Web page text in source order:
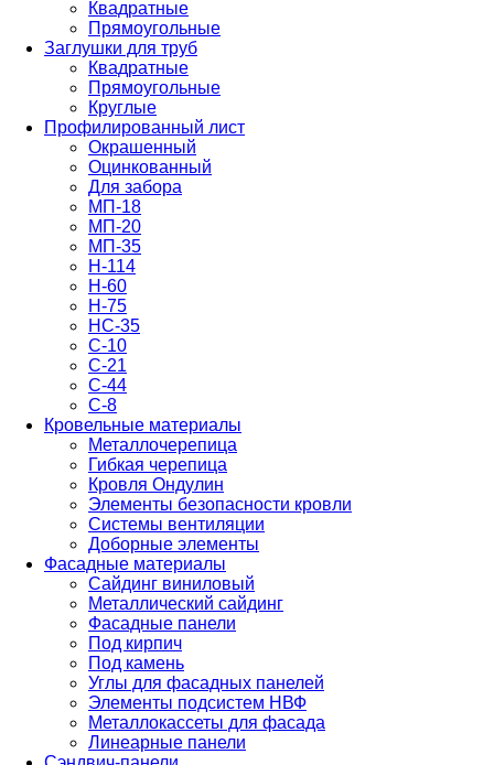
Квадратные
Прямоугольные
Заглушки для труб
Квадратные
Прямоугольные
Круглые
Профилированный лист
Окрашенный
Оцинкованный
Для забора
МП-18
МП-20
МП-35
Н-114
Н-60
Н-75
НС-35
С-10
С-21
С-44
С-8
Кровельные материалы
Металлочерепица
Гибкая черепица
Кровля Ондулин
Элементы безопасности кровли
Системы вентиляции
Доборные элементы
Фасадные материалы
Сайдинг виниловый
Металлический сайдинг
Фасадные панели
Под кирпич
Под камень
Углы для фасадных панелей
Элементы подсистем НВФ
Металлокассеты для фасада
Линеарные панели